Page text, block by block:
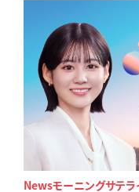
Newsモーニングサテラ